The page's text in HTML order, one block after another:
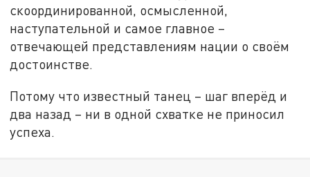
скоординированной, осмысленной,
наступательной и самое главное –
отвечающей представлениям нации о своём
достоинстве.
Потому что известный танец – шаг вперёд и
два назад – ни в одной схватке не приносил
успеха.